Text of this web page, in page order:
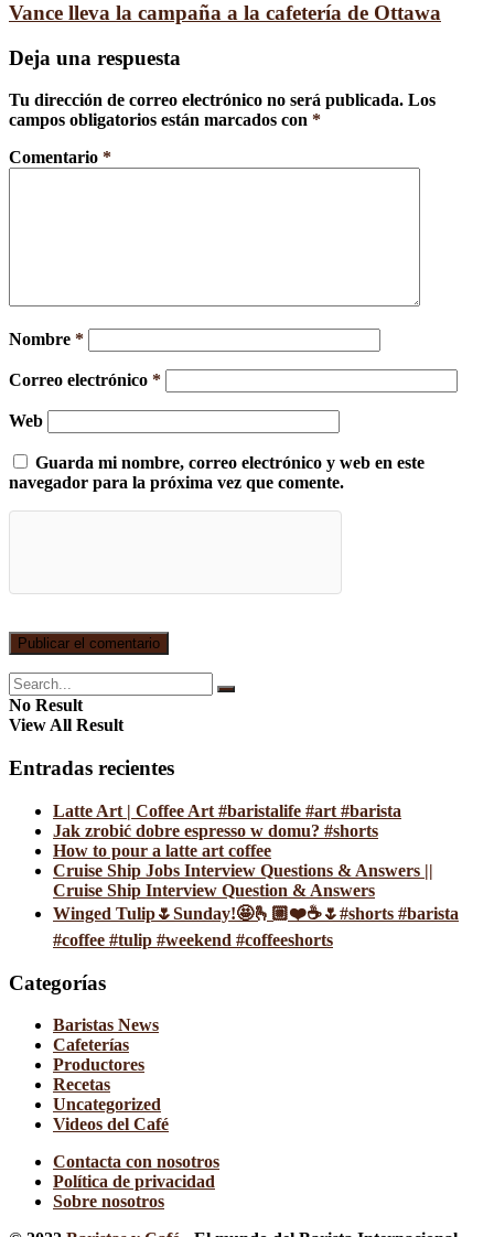
Vance lleva la campaña a la cafetería de Ottawa
Deja una respuesta
Tu dirección de correo electrónico no será publicada. Los
campos obligatorios están marcados con *
Comentario *
Nombre *
Correo electrónico *
Web
Guarda mi nombre, correo electrónico y web en este
navegador para la próxima vez que comente.
No Result
View All Result
Entradas recientes
Latte Art | Coffee Art #baristalife #art #barista
Jak zrobić dobre espresso w domu? #shorts
How to pour a latte art coffee
Cruise Ship Jobs Interview Questions & Answers ||
Cruise Ship Interview Question & Answers
Winged Tulip🌷Sunday!🤩🫰🏼❤️☕️🌷#shorts #barista
#coffee #tulip #weekend #coffeeshorts
Categorías
Baristas News
Cafeterías
Productores
Recetas
Uncategorized
Videos del Café
Contacta con nosotros
Política de privacidad
Sobre nosotros